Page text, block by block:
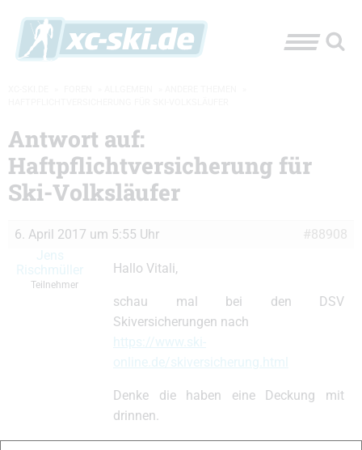
Antwort auf:
Haftpflichtversicherung für
Ski-Volksläufer
6. April 2017 um 5:55 Uhr
#88908
Jens
Rischmüller
Teilnehmer
Hallo Vitali,
schau mal bei den DSV
Skiversicherungen nach
https://www.ski-
online.de/skiversicherung.html
Denke die haben eine Deckung mit
drinnen.